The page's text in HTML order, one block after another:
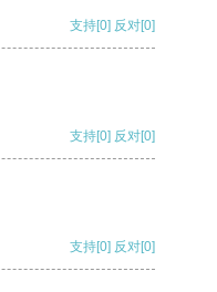
支持[0] 反对[0]
支持[0] 反对[0]
支持[0] 反对[0]